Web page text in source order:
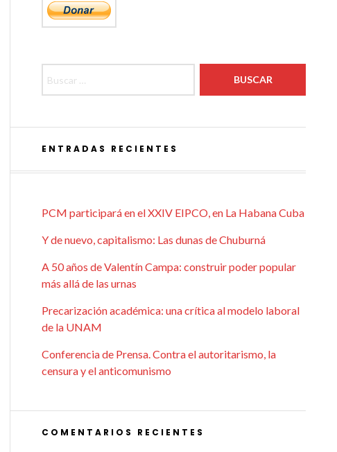
ENTRADAS RECIENTES
PCM participará en el XXIV EIPCO, en La Habana Cuba
Y de nuevo, capitalismo: Las dunas de Chuburná
A 50 años de Valentín Campa: construir poder popular
más allá de las urnas
Precarización académica: una crítica al modelo laboral
de la UNAM
Conferencia de Prensa. Contra el autoritarismo, la
censura y el anticomunismo
COMENTARIOS RECIENTES